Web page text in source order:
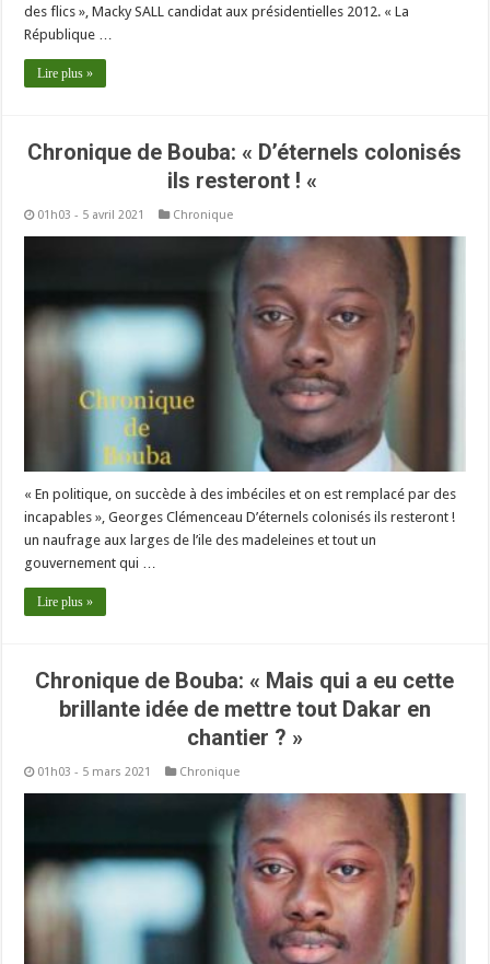
des flics », Macky SALL candidat aux présidentielles 2012. « La
République …
Lire plus »
Chronique de Bouba: « D’éternels colonisés
ils resteront ! «
01h03 - 5 avril 2021 Chronique
« En politique, on succède à des imbéciles et on est remplacé par des
incapables », Georges Clémenceau D’éternels colonisés ils resteront !
un naufrage aux larges de l’ile des madeleines et tout un
gouvernement qui …
Lire plus »
Chronique de Bouba: « Mais qui a eu cette
brillante idée de mettre tout Dakar en
chantier ? »
01h03 - 5 mars 2021 Chronique